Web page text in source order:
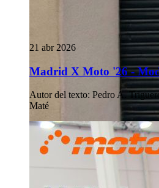
21 abr 2026
Madrid X Moto '26 -
Autor del texto: Pedro A.
Maté